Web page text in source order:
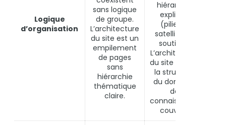
Logique
d’organisation
sans logique
de groupe.
L’architecture
du site est un
empilement
de pages
sans
hiérarchie
thématique
claire.
hiérarchie
explicite
(pilier →
satellites →
soutien).
L’architecture
du site reflète
la structure
du domaine
de
connaissance
couvert.